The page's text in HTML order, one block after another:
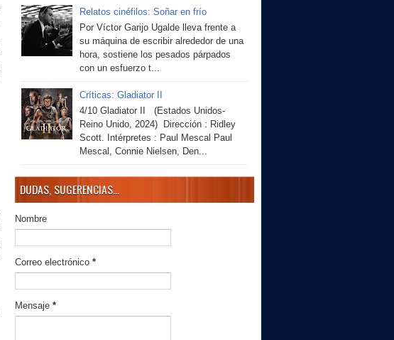
Relatos cinéfilos: Soñar en frío
Por Víctor Garijo Ugalde lleva frente a
su máquina de escribir alrededor de una
hora, sostiene los pesados párpados
con un esfuerzo t...
Críticas: Gladiator II
4/10 Gladiator II (Estados Unidos-
Reino Unido, 2024) Dirección : Ridley
Scott. Intérpretes : Paul Mescal Paul
Mescal, Connie Nielsen, Den...
DUDAS, SUGERENCIAS...
Nombre
Correo electrónico *
Mensaje *